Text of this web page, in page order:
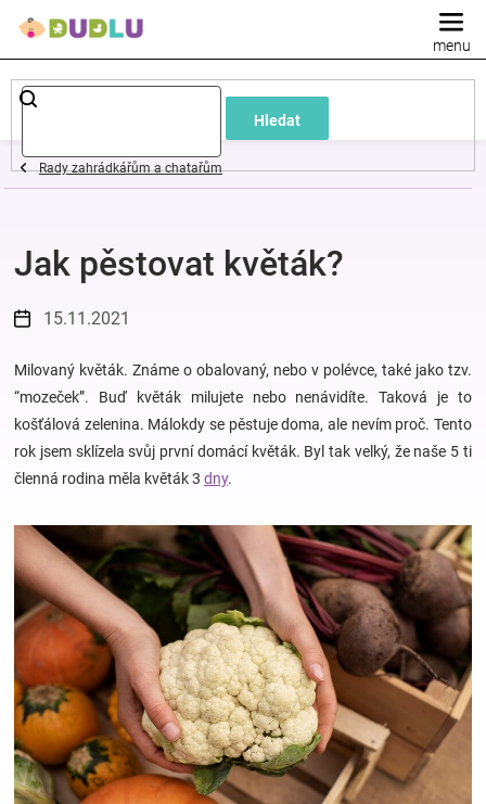
Hledat
Dětské
a
oblečení
Pokojíček
a
kojenecká
výbava
Hračky
pro
děti
Rady zahrádkářům a chatařům
Jak pěstovat květák?
15.11.2021
Milovaný květák. Známe o obalovaný, nebo v polévce, také jako tzv.
“mozeček”. Buď květák milujete nebo nenávidíte. Taková je to
košťálová zelenina. Málokdy se pěstuje doma, ale nevím proč. Tento
rok jsem sklízela svůj první domácí květák. Byl tak velký, že naše 5 ti
členná rodina měla květák 3 dny.